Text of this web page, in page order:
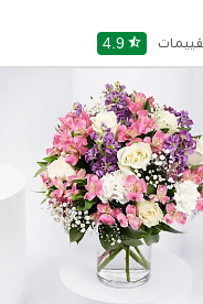
4.9 star_half